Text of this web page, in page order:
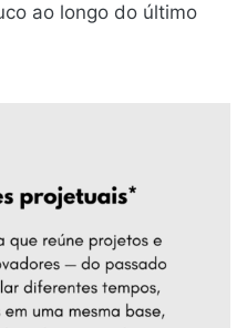
ao longo do último